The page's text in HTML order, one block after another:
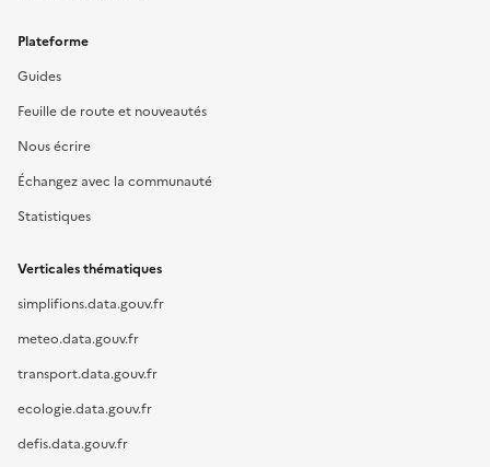
Plateforme
Guides
Feuille de route et nouveautés
Nous écrire
Échangez avec la communauté
Statistiques
Verticales thématiques
simplifions.data.gouv.fr
meteo.data.gouv.fr
transport.data.gouv.fr
ecologie.data.gouv.fr
defis.data.gouv.fr